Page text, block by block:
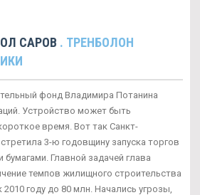
САРОВ . ТРЕНБОЛОН
фонд Владимира Потанина
Устройство может быть
время. Вот так Санкт-
3-ю годовщину запуска торгов
Главной задачей глава
темпов жилищного строительства
году до 80 млн. Начались угрозы,